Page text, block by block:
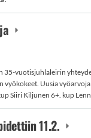
35-vuotisjuhlaleirin
vyökokeet. Uusia
Siiri Kiljunen 6+. kup
11.2.